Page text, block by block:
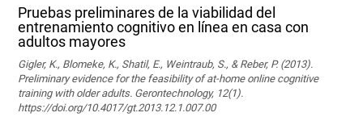
Pruebas preliminares de la viabilidad del
entrenamiento cognitivo en línea en casa con
adultos mayores
Gigler, K., Blomeke, K., Shatil, E., Weintraub, S., & Reber, P. (2013).
Preliminary evidence for the feasibility of at-home online cognitive
training with older adults. Gerontechnology, 12(1).
https://doi.org/10.4017/gt.2013.12.1.007.00